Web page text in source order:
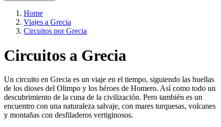
Home
Viajes a Grecia
Circuitos por Grecia
Circuitos a Grecia
Un circuito en Grecia es un viaje en el tiempo, siguiendo las huellas
de los dioses del Olimpo y los héroes de Homero. Así como todo un
descubrimiento de la cuna de la civilización. Pero también es un
encuentro con una naturaleza salvaje, con mares turquesas, volcanes
y montañas con desfiladeros vertiginosos.